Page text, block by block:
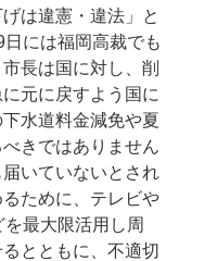
は違憲・違法」と
には福岡高裁でも
長は国に対し、削
元に戻すよう国に
水道料金減免や夏
きではありません
いていないとされ
ために、テレビや
最大限活用し周
とともに、不適切